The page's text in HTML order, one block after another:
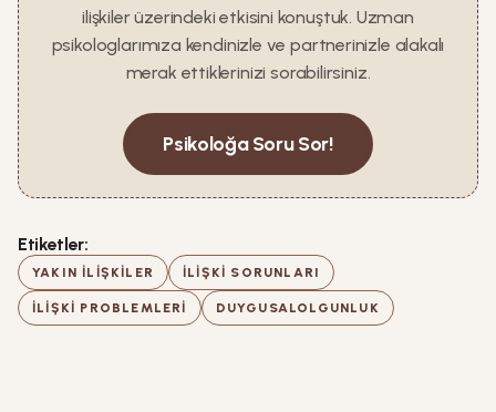
ilişkiler üzerindeki etkisini konuştuk. Uzman
psikologlarımıza kendinizle ve partnerinizle alakalı
merak ettiklerinizi sorabilirsiniz.
Psikoloğa Soru Sor!
Etiketler:
YAKIN ILIŞKILER ILIŞKI SORUNLARI
ILIŞKI PROBLEMLERI DUYGUSALOLGUNLUK